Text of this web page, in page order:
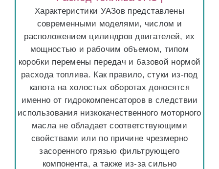
Характеристики УАЗов представлены
современными моделями, числом и
расположением цилиндров двигателей, их
мощностью и рабочим объемом, типом
коробки перемены передач и базовой нормой
расхода топлива. Как правило, стуки из-под
капота на холостых оборотах доносятся
именно от гидрокомпенсаторов в следствии
использования низкокачественного моторного
масла не обладает соответствующими
свойствами или по причине чрезмерно
засоренного грязью фильтрующего
компонента, а также из-за сильно